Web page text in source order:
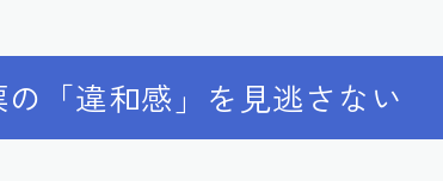
「違和感」を見逃さない